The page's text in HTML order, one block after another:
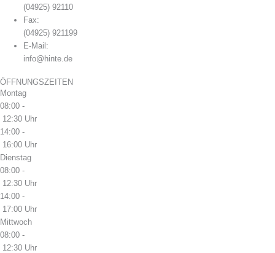
(04925) 92110
Fax:
(04925) 921199
E-Mail:
info@hinte.de
ÖFFNUNGSZEITEN
Montag
08:00 -
12:30 Uhr
14:00 -
16:00 Uhr
Dienstag
08:00 -
12:30 Uhr
14:00 -
17:00 Uhr
Mittwoch
08:00 -
12:30 Uhr